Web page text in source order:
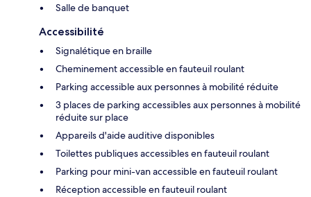
Salle de banquet
Accessibilité
Signalétique en braille
Cheminement accessible en fauteuil roulant
Parking accessible aux personnes à mobilité réduite
3 places de parking accessibles aux personnes à mobilité
réduite sur place
Appareils d'aide auditive disponibles
Toilettes publiques accessibles en fauteuil roulant
Parking pour mini-van accessible en fauteuil roulant
Réception accessible en fauteuil roulant